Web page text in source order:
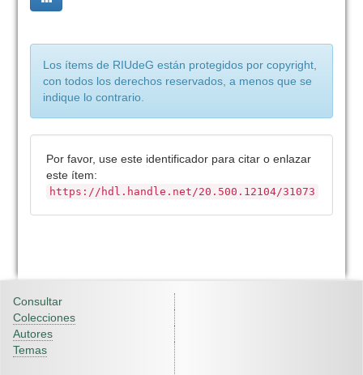
Los ítems de RIUdeG están protegidos por copyright,
con todos los derechos reservados, a menos que se
indique lo contrario.
Por favor, use este identificador para citar o enlazar
este ítem:
https://hdl.handle.net/20.500.12104/31073
Consultar
Colecciones
Autores
Temas